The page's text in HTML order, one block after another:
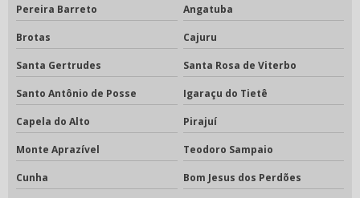
Pereira Barreto Angatuba
Brotas Cajuru
Santa Gertrudes Santa Rosa de Viterbo
Santo Antônio de Posse Igaraçu do Tietê
Capela do Alto Pirajuí
Monte Aprazível Teodoro Sampaio
Cunha Bom Jesus dos Perdões